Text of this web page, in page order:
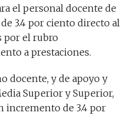
el personal docente de
3.4 por ciento directo al
por el rubro
a prestaciones.
docente, y de apoyo y
Superior y Superior,
incremento de 3.4 por